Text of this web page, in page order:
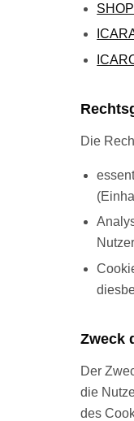
SHOP
Die
Zweck
Der
die
des